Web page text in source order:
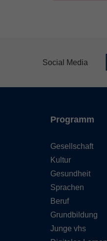
Social Media
Programm
Gesellschaft
Kultur
Gesundheit
Sprachen
Beruf
Grundbildung
Junge vhs